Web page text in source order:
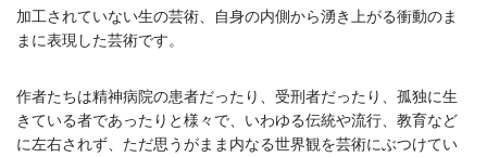
加工されていない生の芸術、自身の内側から湧き上がる衝動のま
まに表現した芸術です。
作者たちは精神病院の患者だったり、受刑者だったり、孤独に生
きている者であったりと様々で、いわゆる伝統や流行、教育など
に左右されず、ただ思うがまま内なる世界観を芸術にぶつけてい